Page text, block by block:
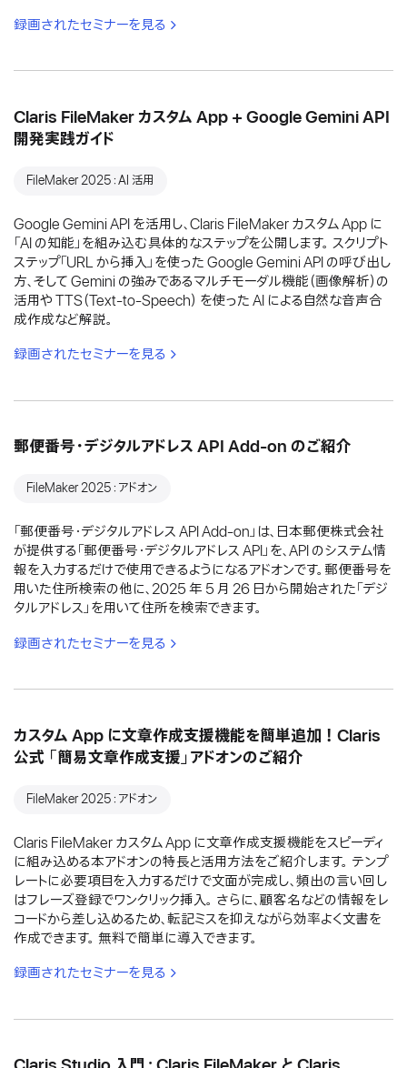
録画されたセミナーを見る
Claris FileMaker カスタム App + Google Gemini API
開発実践ガイド
FileMaker 2025：AI 活用
Google Gemini API を活用し、Claris FileMaker カスタム App に
「AI の知能」を組み込む具体的なステップを公開します。 スクリプト
ステップ「URL から挿入」を使った Google Gemini API の呼び出し
方、そして Gemini の強みであるマルチモーダル機能（画像解析）の
活用や TTS（Text-to-Speech） を使った AI による自然な音声合
成作成など解説。
録画されたセミナーを見る
郵便番号・デジタルアドレス API Add-on のご紹介
FileMaker 2025：アドオン
「郵便番号・デジタルアドレス API Add-on」は、日本郵便株式会社
が提供する「郵便番号・デジタルアドレス API」を、API のシステム情
報を入力するだけで使用できるようになるアドオンです。郵便番号を
用いた住所検索の他に、2025 年 5 月 26 日から開始された「デジ
タルアドレス」を用いて住所を検索できます。
録画されたセミナーを見る
カスタム App に文章作成支援機能を簡単追加！Claris
公式 「簡易文章作成支援」アドオンのご紹介
FileMaker 2025：アドオン
Claris FileMaker カスタム App に文章作成支援機能をスピーディ
に組み込める本アドオンの特長と活用方法をご紹介します。 テンプ
レートに必要項目を入力するだけで文面が完成し、頻出の言い回し
はフレーズ登録でワンクリック挿入。 さらに、顧客名などの情報をレ
コードから差し込めるため、転記ミスを抑えながら効率よく文書を
作成できます。 無料で簡単に導入できます。
録画されたセミナーを見る